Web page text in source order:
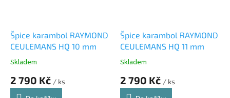
Špice karambol RAYMOND
CEULEMANS HQ 10 mm
Skladem
2 790 Kč / ks
Špice karambol RAYMOND
CEULEMANS HQ 11 mm
Skladem
2 790 Kč / ks